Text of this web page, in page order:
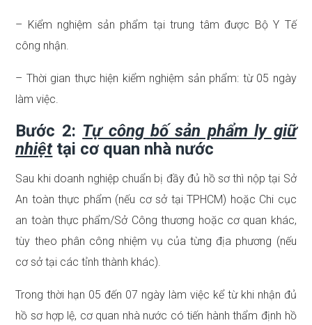
– Kiểm nghiệm sản phẩm tại trung tâm được Bộ Y Tế
công nhận.
– Thời gian thực hiện kiểm nghiệm sản phẩm: từ 05 ngày
làm việc.
Bước 2: Tự công bố sản phẩm ly giữ
nhiệttại cơ quan nhà nước
Sau khi doanh nghiệp chuẩn bị đầy đủ hồ sơ thì nộp tại Sở
An toàn thực phẩm (nếu cơ sở tại TPHCM) hoặc Chi cục
an toàn thực phẩm/Sở Công thương hoặc cơ quan khác,
tùy theo phân công nhiệm vụ của từng địa phương (nếu
cơ sở tại các tỉnh thành khác).
Trong thời hạn 05 đến 07 ngày làm việc kể từ khi nhận đủ
hồ sơ hợp lệ, cơ quan nhà nước có tiến hành thẩm định hồ